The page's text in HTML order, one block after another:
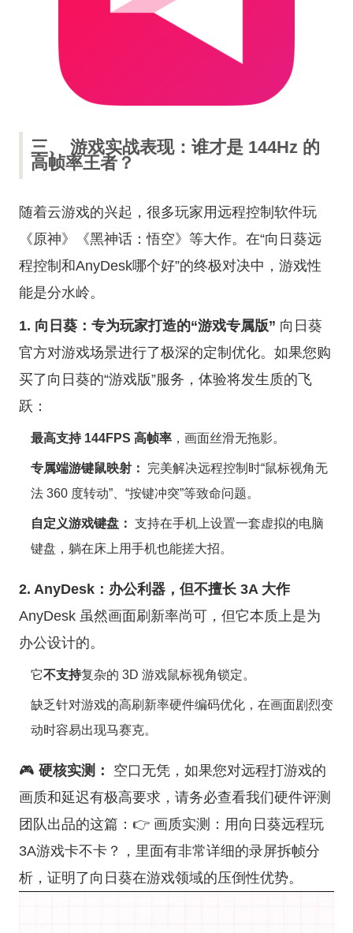
三、 游戏实战表现：谁才是 144Hz 的
高帧率王者？
随着云游戏的兴起，很多玩家用远程控制软件玩
《原神》《黑神话：悟空》等大作。在“向日葵远
程控制和AnyDesk哪个好”的终极对决中，游戏性
能是分水岭。
1. 向日葵：专为玩家打造的“游戏专属版” 向日葵
官方对游戏场景进行了极深的定制优化。如果您购
买了向日葵的“游戏版”服务，体验将发生质的飞
跃：
最高支持 144FPS 高帧率 ，画面丝滑无拖影。
专属端游键鼠映射：
完美解决远程控制时“鼠标视角无
法 360 度转动”、“按键冲突”等致命问题。
自定义游戏键盘： 支持在手机上设置一套虚拟的电脑
键盘，躺在床上用手机也能搓大招。
2. AnyDesk：办公利器，但不擅长 3A 大作
AnyDesk 虽然画面刷新率尚可，但它本质上是为
办公设计的。
它不支持复杂的 3D 游戏鼠标视角锁定。
缺乏针对游戏的高刷新率硬件编码优化，在画面剧烈变
动时容易出现马赛克。
🎮 硬核实测：
空口无凭，如果您对远程打游戏的
画质和延迟有极高要求，请务必查看我们硬件评测
团队出品的这篇：👉 画质实测：用向日葵远程玩
3A游戏卡不卡？
，里面有非常详细的录屏拆帧分
析，证明了向日葵在游戏领域的压倒性优势。